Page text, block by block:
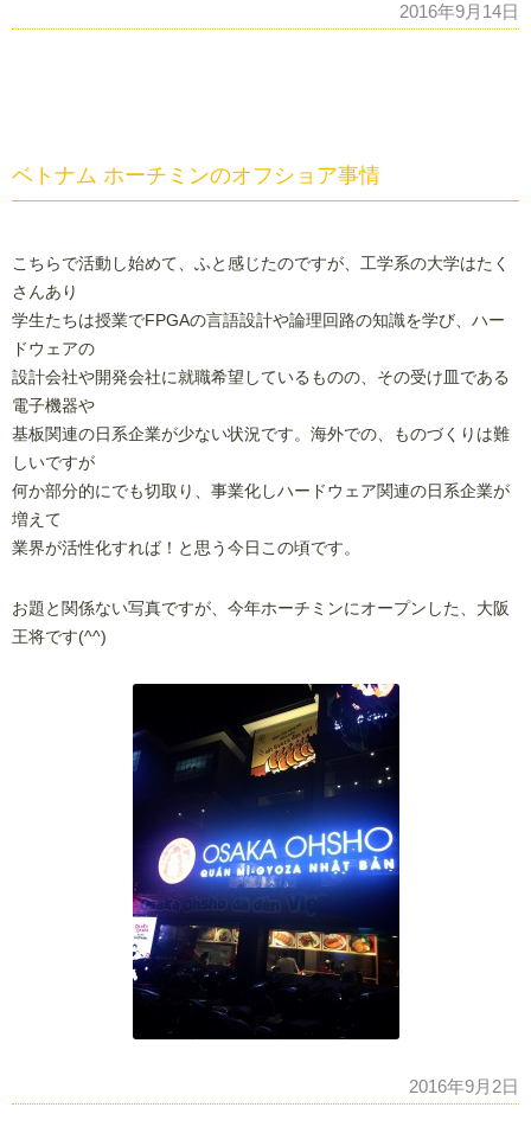
2016年9月14日
ベトナム ホーチミンのオフショア事情
こちらで活動し始めて、ふと感じたのですが、工学系の大学はたく
さんあり
学生たちは授業でFPGAの言語設計や論理回路の知識を学び、ハー
ドウェアの
設計会社や開発会社に就職希望しているものの、その受け皿である
電子機器や
基板関連の日系企業が少ない状況です。海外での、ものづくりは難
しいですが
何か部分的にでも切取り、事業化しハードウェア関連の日系企業が
増えて
業界が活性化すれば！と思う今日この頃です。
お題と関係ない写真ですが、今年ホーチミンにオープンした、大阪
王将です(^^)
2016年9月2日